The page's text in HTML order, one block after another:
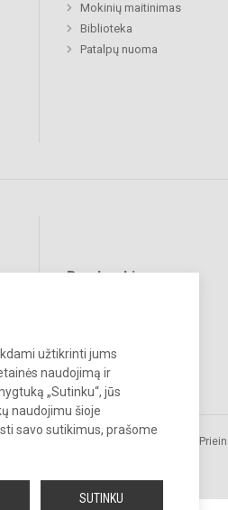
užtikrinti jums
naudojimą ir
„Sutinku“, jūs
naudojimu šioje
savo sutikimus, prašome
SUTINKU
Mokinių maitinimas
Biblioteka
Patalpų nuoma
Bendraukime
saugomos.
draudžiama.